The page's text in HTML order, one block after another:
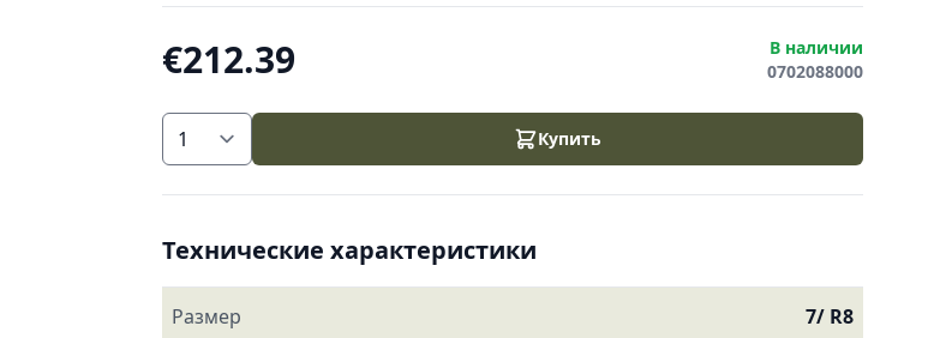
€212.39
В наличии
0702088000
Купить
Технические характеристики
Размер 7/ R8